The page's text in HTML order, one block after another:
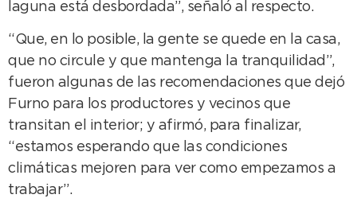
laguna está desbordada”, señaló al respecto.
“Que, en lo posible, la gente se quede en la casa,
que no circule y que mantenga la tranquilidad”,
fueron algunas de las recomendaciones que dejó
Furno para los productores y vecinos que
transitan el interior; y afirmó, para finalizar,
“estamos esperando que las condiciones
climáticas mejoren para ver como empezamos a
trabajar”.